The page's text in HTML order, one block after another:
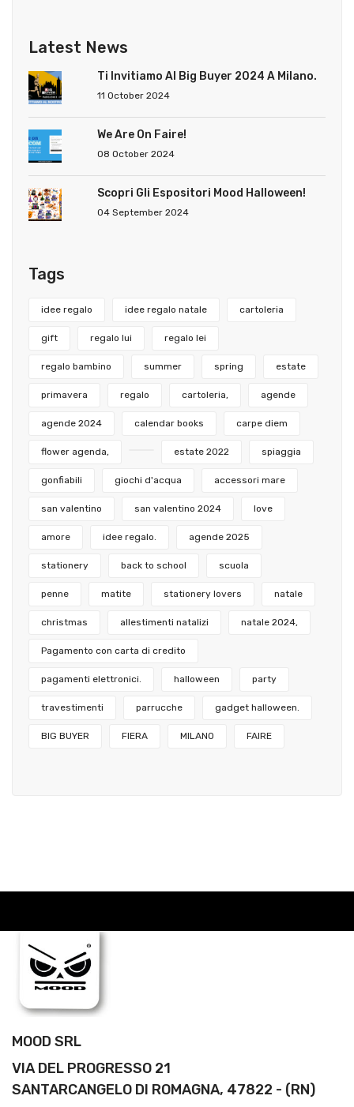
Latest News
Ti Invitiamo Al Big Buyer 2024 A Milano.
11 October 2024
We Are On Faire!
08 October 2024
Scopri Gli Espositori Mood Halloween!
04 September 2024
Tags
idee regalo idee regalo natale cartoleria
gift regalo lui regalo lei
regalo bambino summer spring estate
primavera regalo cartoleria, agende
agende 2024 calendar books carpe diem
flower agenda, estate 2022 spiaggia
gonfiabili giochi d'acqua accessori mare
san valentino san valentino 2024 love
amore idee regalo. agende 2025
stationery back to school scuola
penne matite stationery lovers natale
christmas allestimenti natalizi natale 2024,
Pagamento con carta di credito
pagamenti elettronici. halloween party
travestimenti parrucche gadget halloween.
BIG BUYER FIERA MILANO FAIRE
MOOD SRL
VIA DEL PROGRESSO 21
SANTARCANGELO DI ROMAGNA, 47822 - (RN)